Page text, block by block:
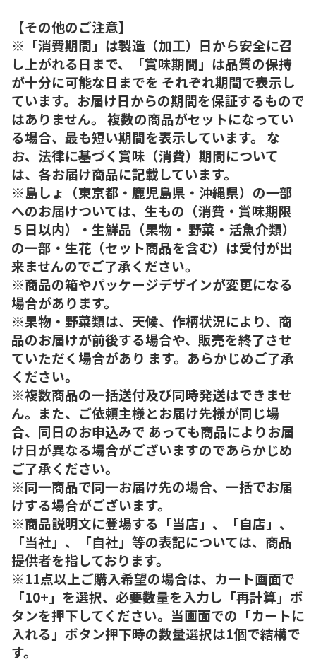
【その他のご注意】
※「消費期間」は製造（加工）日から安全に召
し上がれる日まで、「賞味期間」は品質の保持
が十分に可能な日までを それぞれ期間で表示し
ています。お届け日からの期間を保証するもので
はありません。 複数の商品がセットになってい
る場合、最も短い期間を表示しています。 な
お、法律に基づく賞味（消費）期間について
は、各お届け商品に記載しています。
※島しょ（東京都・鹿児島県・沖縄県）の一部
へのお届けついては、生もの（消費・賞味期限
５日以内）・生鮮品（果物・ 野菜・活魚介類）
の一部・生花（セット商品を含む）は受付が出
来ませんのでご了承ください。
※商品の箱やパッケージデザインが変更になる
場合があります。
※果物・野菜類は、天候、作柄状況により、商
品のお届けが前後する場合や、販売を終了させ
ていただく場合があり ます。あらかじめご了承
ください。
※複数商品の一括送付及び同時発送はできませ
ん。また、ご依頼主様とお届け先様が同じ場
合、同日のお申込みで あっても商品によりお届
け日が異なる場合がございますのであらかじめ
ご了承ください。
※同一商品で同一お届け先の場合、一括でお届
けする場合がございます。
※商品説明文に登場する「当店」、「自店」、
「当社」、「自社」等の表記については、商品
提供者を指しております。
※11点以上ご購入希望の場合は、カート画面で
「10+」を選択、必要数量を入力し「再計算」ボ
タンを押下してください。当画面での「カートに
入れる」ボタン押下時の数量選択は1個で結構で
す。